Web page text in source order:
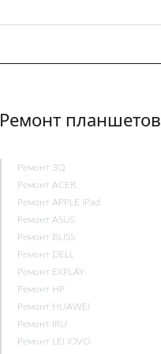
Ремонт планшетов
Ремонт 3Q
Ремонт ACER
Ремонт APPLE iPad
Ремонт ASUS
Ремонт BLISS
Ремонт DELL
Ремонт EXPLAY
Ремонт HP
Ремонт HUAWEI
Ремонт IRU
Ремонт LENOVO